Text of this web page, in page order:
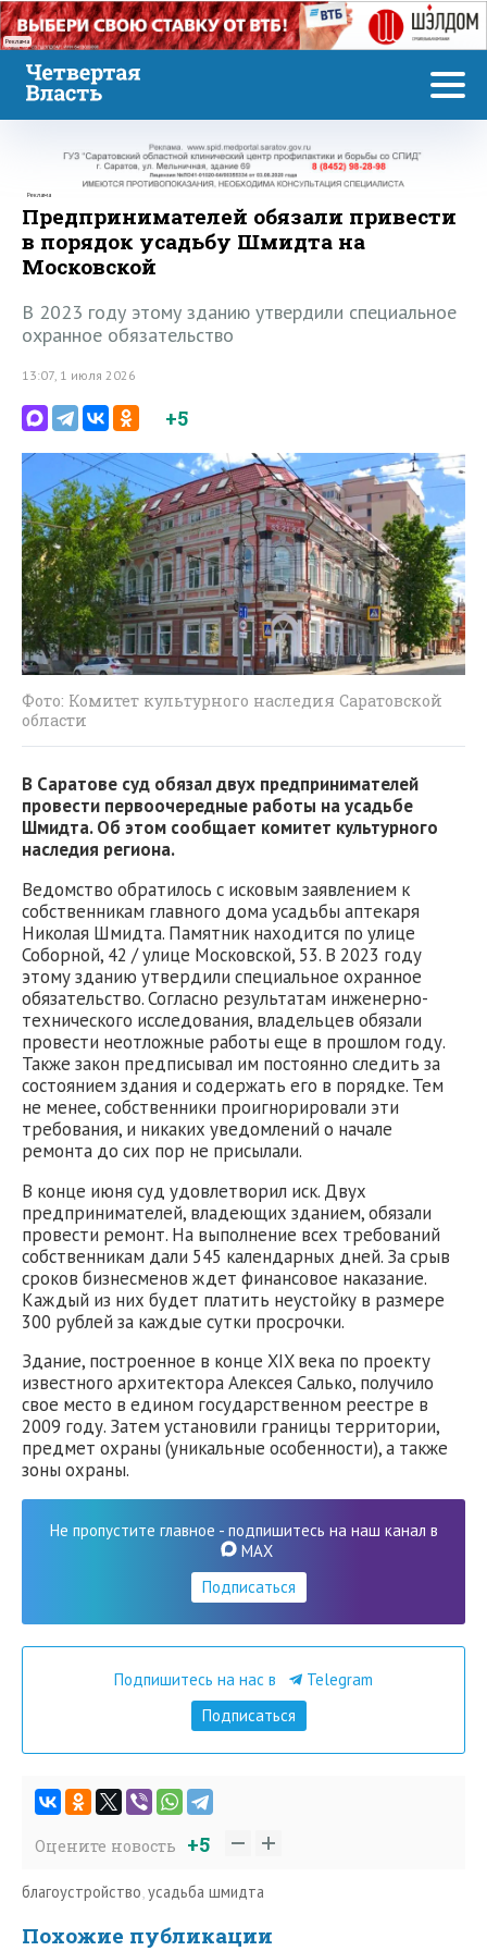
Реклама
Реклама
Предпринимателей обязали привести
в порядок усадьбу Шмидта на
Московской
В 2023 году этому зданию утвердили специальное
охранное обязательство
13:07, 1 июля 2026
+5
Фото: Комитет культурного наследия Саратовской
области
В Саратове суд обязал двух предпринимателей
провести первоочередные работы на усадьбе
Шмидта. Об этом сообщает комитет культурного
наследия региона.
Ведомство обратилось с исковым заявлением к
собственникам главного дома усадьбы аптекаря
Николая Шмидта. Памятник находится по улице
Соборной, 42 / улице Московской, 53. В 2023 году
этому зданию утвердили специальное охранное
обязательство. Согласно результатам инженерно-
технического исследования, владельцев обязали
провести неотложные работы еще в прошлом году.
Также закон предписывал им постоянно следить за
состоянием здания и содержать его в порядке. Тем
не менее, собственники проигнорировали эти
требования, и никаких уведомлений о начале
ремонта до сих пор не присылали.
В конце июня суд удовлетворил иск. Двух
предпринимателей, владеющих зданием, обязали
провести ремонт. На выполнение всех требований
собственникам дали 545 календарных дней. За срыв
сроков бизнесменов ждет финансовое наказание.
Каждый из них будет платить неустойку в размере
300 рублей за каждые сутки просрочки.
Здание, построенное в конце XIX века по проекту
известного архитектора Алексея Салько, получило
свое место в едином государственном реестре в
2009 году. Затем установили границы территории,
предмет охраны (уникальные особенности), а также
зоны охраны.
Не пропустите главное - подпишитесь на наш канал в
MAX
Подписаться
Подпишитесь на нас в
Telegram
Подписаться
Оцените новость +5
благоустройство,усадьба шмидта
Похожие публикации